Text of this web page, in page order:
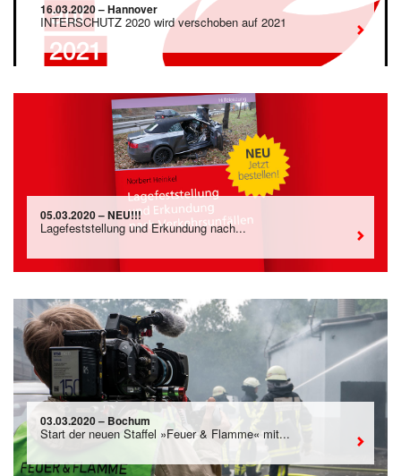
16.03.2020 – Hannover
INTERSCHUTZ 2020 wird verschoben auf 2021
05.03.2020 – NEU!!!
Lagefeststellung und Erkundung nach...
03.03.2020 – Bochum
Start der neuen Staffel »Feuer & Flamme« mit...